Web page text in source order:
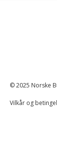
© 2025 Norske
Vilkår og